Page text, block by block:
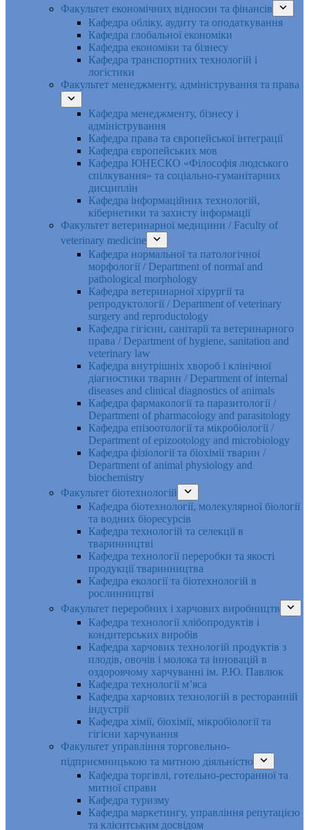
Факультет економічних відносин та фінансів
Кафедра обліку, аудиту та оподаткування
Кафедра глобальної економіки
Кафедра економіки та бізнесу
Кафедра транспортних технологій і
логістики
Факультет менеджменту, адміністрування та права
Кафедра менеджменту, бізнесу і
адміністрування
Кафедра права та європейської інтеграції
Кафедра європейських мов
Кафедра ЮНЕСКО «Філософія людського
спілкування» та соціально-гуманітарних
дисциплін
Кафедра інформаційних технологій,
кібернетики та захисту інформації
Факультет ветеринарної медицини / Faculty of
veterinary medicine
Кафедра нормальної та патологічної
морфології / Department of normal and
pathological morphology
Кафедра ветеринарної хірургії та
репродуктології / Department of veterinary
surgery and reproductology
Кафедра гігієни, санітарії та ветеринарного
права / Department of hygiene, sanitation and
veterinary law
Кафедра внутрішніх хвороб і клінічної
діагностики тварин / Department of internal
diseases and clinical diagnostics of animals
Кафедра фармакології та паразитології /
Department of pharmacology and parasitology
Кафедра епізоотології та мікробіології /
Department of epizootology and microbiology
Кафедра фізіології та біохімії тварин /
Department of animal physiology and
biochemistry
Факультет біотехнологій
Кафедра біотехнології, молекулярної біології
та водних біоресурсів
Кафедра технологій та селекції в
тваринництві
Кафедра технології переробки та якості
продукції тваринництва
Кафедра екології та біотехнологій в
рослинництві
Факультет переробних і харчових виробництв
Кафедра технології хлібопродуктів і
кондитерських виробів
Кафедра харчових технологій продуктів з
плодів, овочів і молока та інновацій в
оздоровчому харчуванні ім. Р.Ю. Павлюк
Кафедра технології м’яса
Кафедра харчових технологій в ресторанній
індустрії
Кафедра хімії, біохімії, мікробіології та
гігієни харчування
Факультет управління торговельно-
підприємницькою та митною діяльністю
Кафедра торгівлі, готельно-ресторанної та
митної справи
Кафедра туризму
Кафедра маркетингу, управління репутацією
та клієнтським досвідом